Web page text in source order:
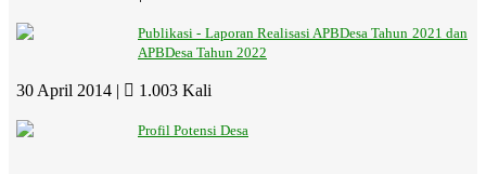
Publikasi - Laporan Realisasi APBDesa Tahun 2021 dan
APBDesa Tahun 2022
30 April 2014 | 1.003 Kali
Profil Potensi Desa